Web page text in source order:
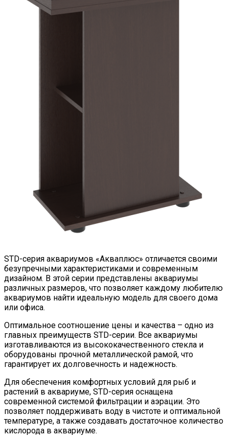
STD-серия аквариумов «Акваплюс» отличается своими
безупречными характеристиками и современным
дизайном. В этой серии представлены аквариумы
различных размеров, что позволяет каждому любителю
аквариумов найти идеальную модель для своего дома
или офиса.
Оптимальное соотношение цены и качества – одно из
главных преимуществ STD-серии. Все аквариумы
изготавливаются из высококачественного стекла и
оборудованы прочной металлической рамой, что
гарантирует их долговечность и надежность.
Для обеспечения комфортных условий для рыб и
растений в аквариуме, STD-серия оснащена
современной системой фильтрации и аэрации. Это
позволяет поддерживать воду в чистоте и оптимальной
температуре, а также создавать достаточное количество
кислорода в аквариуме.